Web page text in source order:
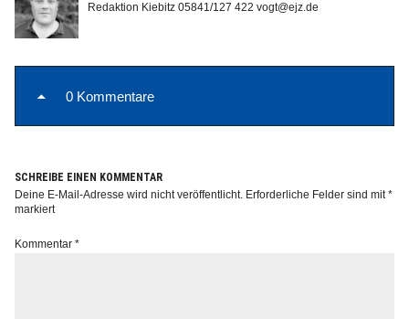
Info
Redaktion Kiebitz 05841/127 422 vogt@ejz.de
0 Kommentare
SCHREIBE EINEN KOMMENTAR
Deine E-Mail-Adresse wird nicht veröffentlicht. Erforderliche Felder sind mit*
markiert
Kommentar*